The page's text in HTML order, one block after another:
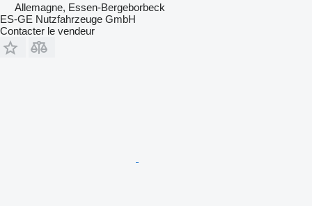
Allemagne, Essen-Bergeborbeck
ES-GE Nutzfahrzeuge GmbH
Contacter le vendeur